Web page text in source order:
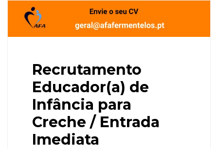
Recrutamento
Educador(a) de
Infância para
Creche / Entrada
Imediata